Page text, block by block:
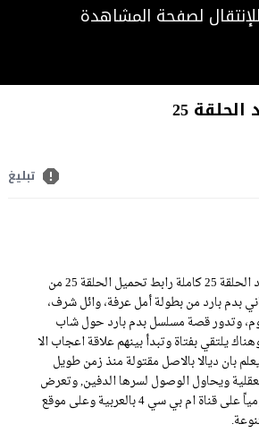
لصفحة المشاهدة
25
تبليغ
مشاهدة مسلسل بدم بارد الحلقة 25 كاملة رابط تحميل الحلقة 25 من
بدم بارد من بطولة أمل عرفة، وائل شرف،
وتدور قصة مسلسل بدم بارد حول شاب
يلتقي بفتاة وتبدأ بينهم علاقة اعجاب الا
بان ديالا بالاصل مقتولة منذ زمن طويل
ويحاول الوصول لسرها الدفين, وتعرض
حلقات بدم بارد 2025 يومياً على قناة ام بي سي 4 بالعربية وعلى موقع